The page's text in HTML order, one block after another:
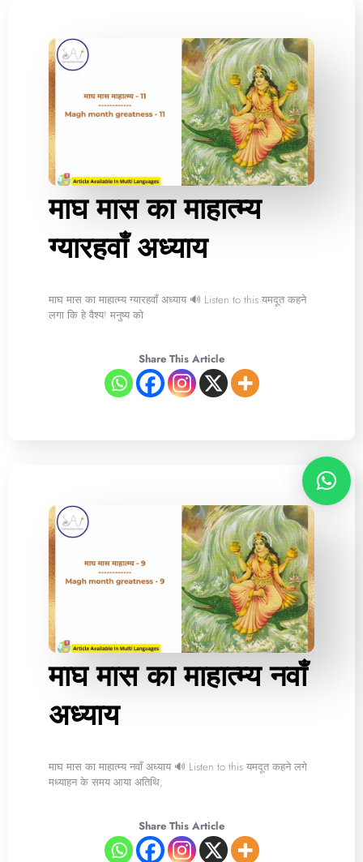
माघ मास का माहात्म्य
ग्यारहवाँ अध्याय
माघ मास का माहात्म्य ग्यारहवाँ अध्याय 🔊 Listen to this यमदूत कहने
लगा कि हे वैश्य! मनुष्य को
Share This Article
माघ मास का माहात्म्य नवाँ
अध्याय
माघ मास का माहात्म्य नवाँ अध्याय 🔊 Listen to this यमदूत कहने लगे
मध्याहन के समय आया अतिथि,
Share This Article